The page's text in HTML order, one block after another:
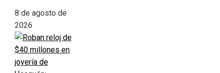
8 de agosto de
2026